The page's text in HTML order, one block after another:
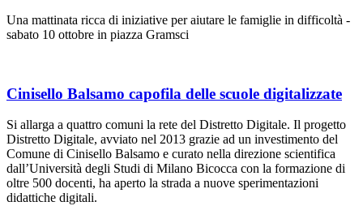
Una mattinata ricca di iniziative per aiutare le famiglie in difficoltà -
sabato 10 ottobre in piazza Gramsci
Cinisello Balsamo capofila delle scuole digitalizzate
Si allarga a quattro comuni la rete del Distretto Digitale. Il progetto
Distretto Digitale, avviato nel 2013 grazie ad un investimento del
Comune di Cinisello Balsamo e curato nella direzione scientifica
dall’Università degli Studi di Milano Bicocca con la formazione di
oltre 500 docenti, ha aperto la strada a nuove sperimentazioni
didattiche digitali.